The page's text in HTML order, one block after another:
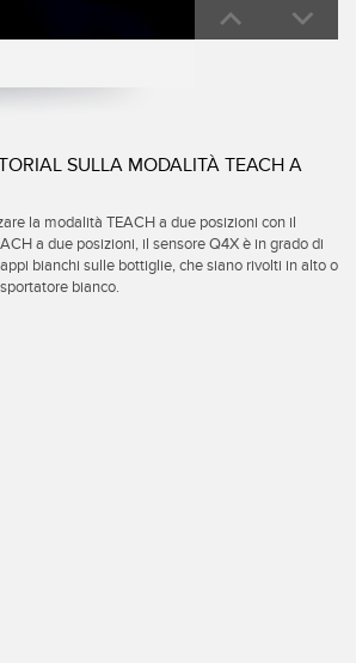
SULLA MODALITÀ TEACH A
la modalità TEACH a due posizioni con il
a due posizioni, il sensore Q4X è in grado di
bianchi sulle bottiglie, che siano rivolti in alto o
bianco.